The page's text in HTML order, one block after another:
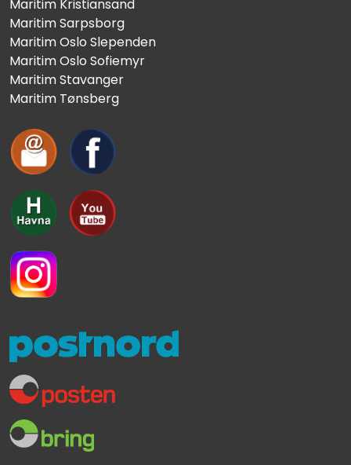
Maritim Kristiansand
Maritim Sarpsborg
Maritim Oslo Slependen
Maritim Oslo Sofiemyr
Maritim Stavanger
Maritim Tønsberg